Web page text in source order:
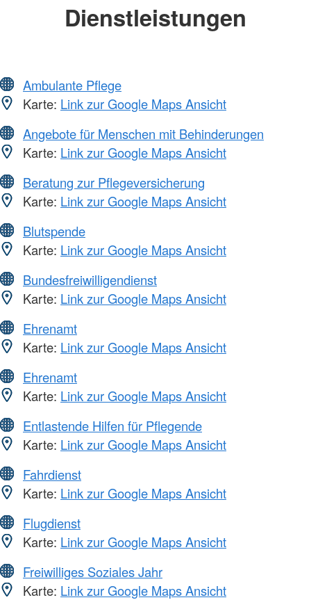
Dienstleistungen
Ambulante Pflege
Karte: Link zur Google Maps Ansicht
Angebote für Menschen mit Behinderungen
Karte: Link zur Google Maps Ansicht
Beratung zur Pflegeversicherung
Karte: Link zur Google Maps Ansicht
Blutspende
Karte: Link zur Google Maps Ansicht
Bundesfreiwilligendienst
Karte: Link zur Google Maps Ansicht
Ehrenamt
Karte: Link zur Google Maps Ansicht
Ehrenamt
Karte: Link zur Google Maps Ansicht
Entlastende Hilfen für Pflegende
Karte: Link zur Google Maps Ansicht
Fahrdienst
Karte: Link zur Google Maps Ansicht
Flugdienst
Karte: Link zur Google Maps Ansicht
Freiwilliges Soziales Jahr
Karte: Link zur Google Maps Ansicht